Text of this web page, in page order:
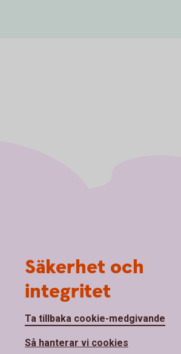
Säkerhet och
integritet
Ta tillbaka cookie-medgivande
Så hanterar vi cookies